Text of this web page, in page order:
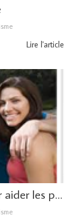
Lire l'article
Le Magnétisme et la thérapie pour aider les personnes en traitement contre le cancer